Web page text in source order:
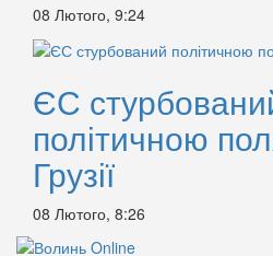
08 Лютого, 9:24
ЄС
політичною
Грузії
08 Лютого, 8:26